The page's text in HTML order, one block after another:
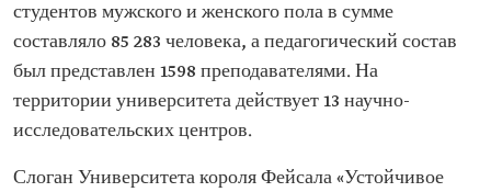
студентов мужского и женского пола в сумме
составляло 85 283 человека, а педагогический состав
был представлен 1598 преподавателями. На
территории университета действует 13 научно-
исследовательских центров.
Слоган Университета короля Фейсала «Устойчивое